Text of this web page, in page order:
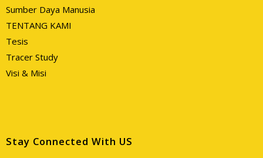
Sumber Daya Manusia
TENTANG KAMI
Tesis
Tracer Study
Visi & Misi
Stay Connected With US